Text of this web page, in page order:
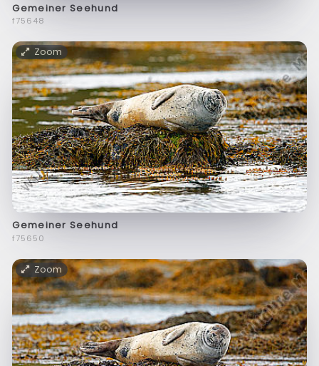
Gemeiner Seehund
f75648
Zoom
Gemeiner Seehund
f75650
Zoom